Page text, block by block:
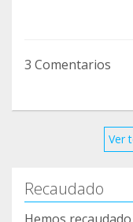
3 Comentarios
Ver
Recaudado